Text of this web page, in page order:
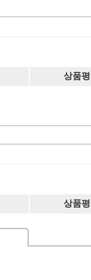
상품평
상품평